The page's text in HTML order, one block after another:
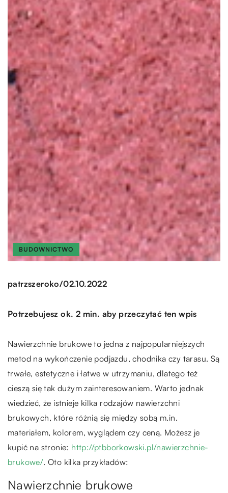
BUDOWNICTWO
patrzszeroko/02.10.2022
Potrzebujesz ok. 2 min. aby przeczytać ten wpis
Nawierzchnie brukowe to jedna z najpopularniejszych
metod na wykończenie podjazdu, chodnika czy tarasu. Są
trwałe, estetyczne i łatwe w utrzymaniu, dlatego też
cieszą się tak dużym zainteresowaniem. Warto jednak
wiedzieć, że istnieje kilka rodzajów nawierzchni
brukowych, które różnią się między sobą m.in.
materiałem, kolorem, wyglądem czy ceną. Możesz je
kupić na stronie: http://ptbborkowski.pl/nawierzchnie-
brukowe/. Oto kilka przykładów:
Nawierzchnie brukowe